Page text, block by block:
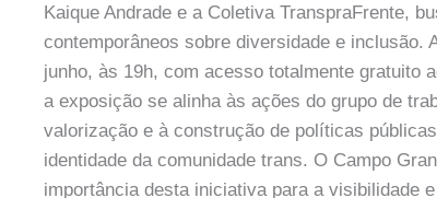
Kaique Andrade e a Coletiva TranspraFrente,
contemporâneos sobre diversidade e inclusão.
junho, às 19h, com acesso totalmente gratuito
a exposição se alinha às ações do grupo de
valorização e à construção de políticas
identidade da comunidade trans. O Campo
importância desta iniciativa para a visibilidade